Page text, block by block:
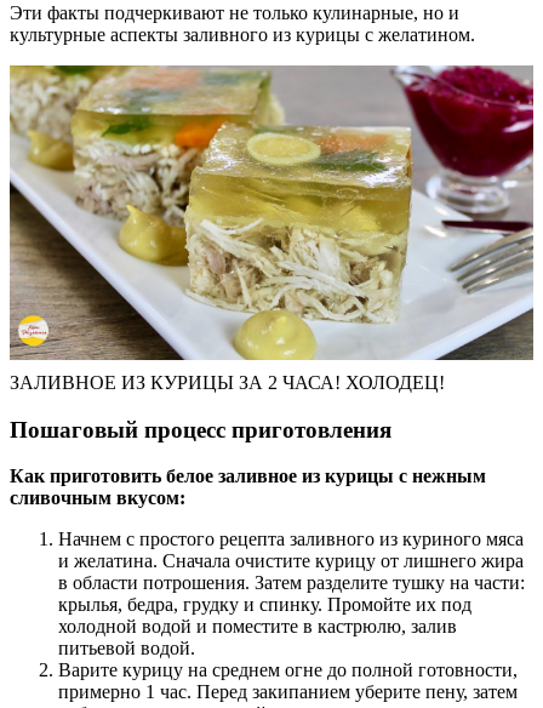
Эти факты подчеркивают не только кулинарные, но и
культурные аспекты заливного из курицы с желатином.
ЗАЛИВНОЕ ИЗ КУРИЦЫ ЗА 2 ЧАСА! ХОЛОДЕЦ!
Пошаговый процесс приготовления
Как приготовить белое заливное из курицы с нежным
сливочным вкусом:
Начнем с простого рецепта заливного из куриного мяса
и желатина. Сначала очистите курицу от лишнего жира
в области потрошения. Затем разделите тушку на части:
крылья, бедра, грудку и спинку. Промойте их под
холодной водой и поместите в кастрюлю, залив
питьевой водой.
Варите курицу на среднем огне до полной готовности,
примерно 1 час. Перед закипанием уберите пену, затем